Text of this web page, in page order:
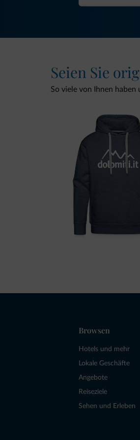
Seien Sie
So viele von Ihnen
Browsen
Hotels und mehr
Lokale Geschäfte
Angebote
Reiseziele
Sehen und Erleben